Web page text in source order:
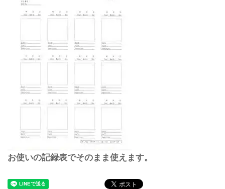
お使いの記録表でそのまま使えます。